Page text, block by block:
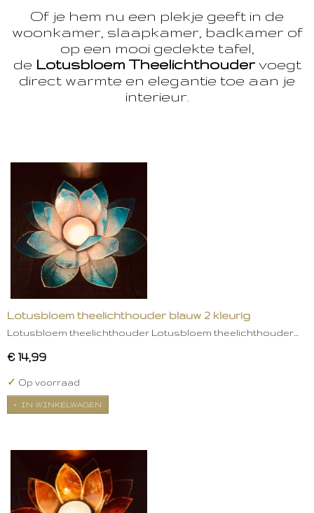
Of je hem nu een plekje geeft in de
woonkamer, slaapkamer, badkamer of
op een mooi gedekte tafel,
de Lotusbloem Theelichthoudervoegt
direct warmte en elegantie toe aan je
interieur.
Lotusbloem theelichthouder blauw 2 kleurig
Lotusbloem theelichthouder Lotusbloem theelichthouder…
€ 14,99
✓ Op voorraad
IN WINKELWAGEN